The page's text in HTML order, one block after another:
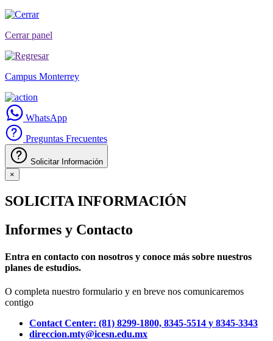
Cerrar panel
Campus Monterrey
WhatsApp
Preguntas Frecuentes
Solicitar Información
×
SOLICITA INFORMACIÓN
Informes y Contacto
Entra en contacto con nosotros y conoce más sobre nuestros
planes de estudios.
O completa nuestro formulario y en breve nos comunicaremos
contigo
Contact Center: (81) 8299-1800, 8345-5514 y 8345-3343
direccion.mty@icesn.edu.mx